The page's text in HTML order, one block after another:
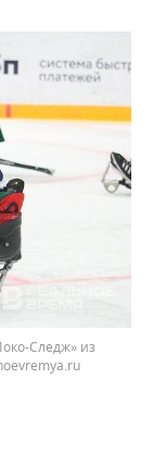
Следж» из